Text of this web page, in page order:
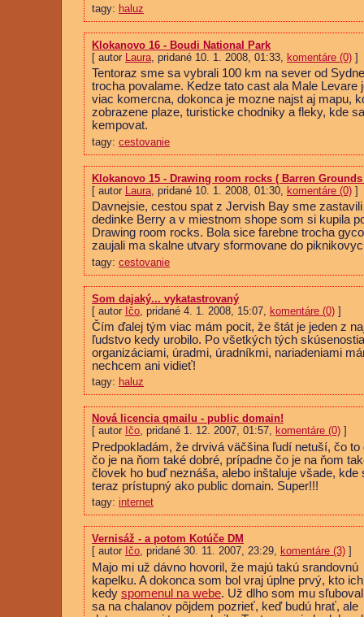
tagy: haluz
Klokanovo 16 - Boudi National Park
[ autor Laura, pridané 10. 1. 2008, 01:33, komentáre (0)]
Tentoraz sme sa vybrali 100 km na sever od
trocha povalame. Kedze tato cast ala Male Levare
viac komercna, dokonca je mozne najst aj mapu,
zobrazene plaze, turisticke chodniky a fleky, kde
kempovat.
tagy: cestovanie
Klokanovo 15 - Drawing room rocks ( Barren Grounds
[ autor
Laura, pridané 10. 1. 2008, 01:30, komentáre (0)]
Davnejsie, cestou spat z Jervish Bay sme
dedinke Berry a v miestnom shope som si kupila
Drawing room rocks. Bola sice farebne trocha
zaujali ma skalne utvary sformovane do
tagy: cestovanie
Som dajaký... vykatastrovaný
[ autor Ičo, pridané 4. 1. 2008, 15:07, komentáre (0)]
Čím ďalej tým viac mám pocit, že štát je jeden z
ľudstvo kedy urobilo. Po všetkých tých
organizáciami, úradmi, úradníkmi, nariadeniami
nechcem ani vidieť!
tagy: haluz
Nová licencia qmailu - public domain!
[ autor Ičo, pridané 1. 12. 2007, 01:57, komentáre (0)]
Predpokladám, že drvivá väčšina ľudí netuší, čo
čo je na ňom také dobré, prípadne čo je na ňom
človek ho buď neznáša, alebo inštaluje všade, kde
teraz prístupný ako public domain. Super!!!
tagy: internet
Vernisáž - a potom Kotúče DM
[ autor Ičo, pridané 30. 11. 2007, 23:29, komentáre (3)]
Majo mi už dávno hovoril, že majú takú srandovnú
kapelku. A dokonca som bol vraj úplne prvý, kto ich
kedy spomenul na webe. Už dlho som mu
sa na chalanov pôjdem pozrieť, keď budú hrať, ale